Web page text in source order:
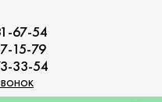
67-54
15-79
33-54